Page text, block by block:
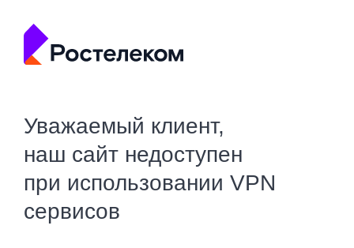
Уважаемый клиент,
наш сайт недоступен
при использовании VPN
сервисов